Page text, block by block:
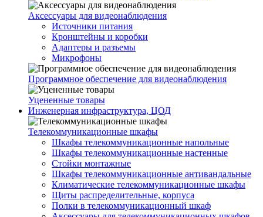
Аксессуары для видеонаблюдения
Источники питания
Кронштейны и коробки
Адаптеры и разъемы
Микрофоны
Программное обеспечение для видеонаблюдения
Уцененные товары
Инженерная инфраструктура, ЦОД
Телекоммуникационные шкафы
Шкафы телекоммуникационные напольные
Шкафы телекоммуникационные настенные
Стойки монтажные
Шкафы телекоммуникационные антивандальные
Климатические телекоммуникационные шкафы
Щиты распределительные, корпуса
Полки в телекоммуникационный шкаф